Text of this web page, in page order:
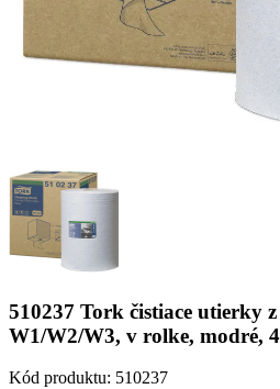
510237 Tork čistiace utierky
W1/W2/W3, v rolke, modré,
Kód produktu: 510237